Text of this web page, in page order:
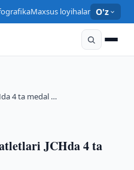
Maxsus loyihalar O'z
4 ta medal …
JCHda 4 ta